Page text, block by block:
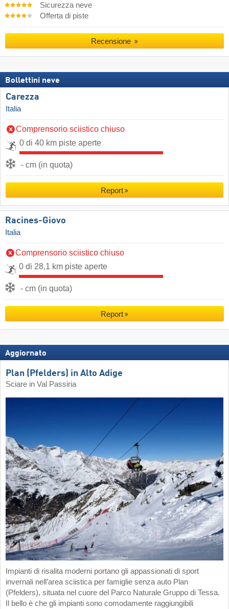
Sicurezza neve
Offerta di piste
Recensione
Bollettini neve
Carezza
Italia
Comprensorio sciistico chiuso
0 di 40 km piste aperte
- cm (in quota)
Report
Racines-Giovo
Italia
Comprensorio sciistico chiuso
0 di 28,1 km piste aperte
- cm (in quota)
Report
Aggiornato
Plan (Pfelders) in Alto Adige
Sciare in Val Passiria
Impianti di risalita moderni portano gli appassionati di sport
invernali nell’area sciistica per famiglie senza auto Plan
(Pfelders), situata nel cuore del Parco Naturale Gruppo di Tessa.
Il bello è che gli impianti sono comodamente raggiungibili